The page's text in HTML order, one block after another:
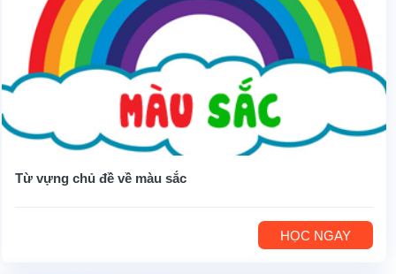
Từ vựng chủ đề về màu sắc
HỌC NGAY